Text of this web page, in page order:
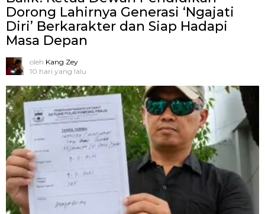
Dorong Lahirnya Generasi ‘Ngajati
Diri’ Berkarakter dan Siap Hadapi
Masa Depan
oleh Kang Zey
10 hari yang lalu